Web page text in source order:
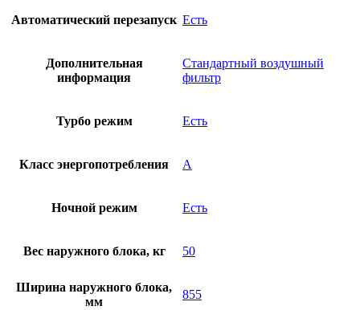
Автоматический перезапуск Есть
Дополнительная
информация
Стандартный воздушный
фильтр
Турбо режим Есть
Класс энергопотребления A
Ночной режим Есть
Вес наружного блока, кг 50
Ширина наружного блока,
мм
855